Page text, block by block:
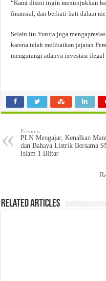
“Kami disini ingin menunjukkan
finansial, dan berhati-hati dalam
Selain itu Yunita juga
karena telah melibatkan jajaran
mengurangi adanya investasi
Previous
PLN Mengajar, Kenalkan
dan Bahaya Listrik Bersama
Islam 1 Blitar
Related Articles